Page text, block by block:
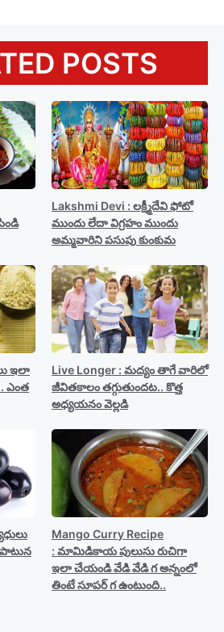
POSTS
Lakshmi Devi : లక్ష్మీదేవి ఫోటో
ముందు లేదా విగ్రహం ముందు
అమ్మవారిని పసుపు కుంకుమ
ఇలా
ఎంత
Live Longer : మద్యం తాగే వారిలో
జీవితకాలం తగ్గుతుందట.. కొత్త
అధ్యయనం వెల్లడి
Mango Curry Recipe
: మామిడికాయ పులుసు రుచిగా
ఇలా చేయండి వేడి వేడి గ అన్నంలో
తింటే సూపర్ గ ఉంటుంది..